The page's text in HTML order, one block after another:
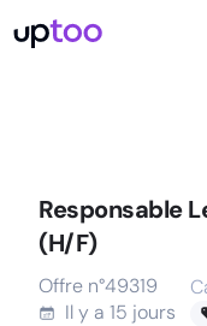
Responsable
(H/F)
Offre n°49319
Il y a 15 jours